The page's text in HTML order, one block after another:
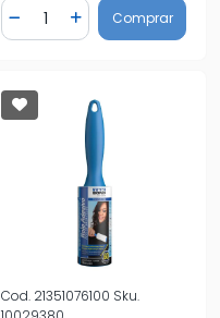
Diminuir Quantidade
Quantidade
AdicionarComprar
Cod. 21351076100 Sku.